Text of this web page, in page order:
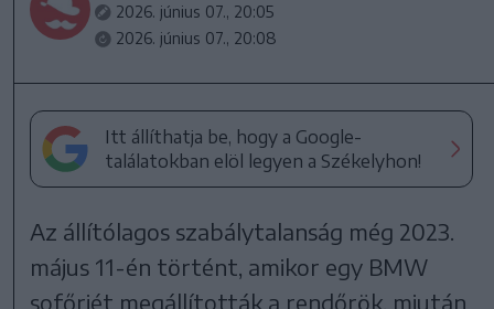
2026. június 07., 20:05
2026. június 07., 20:08
Itt állíthatja be, hogy a Google-
találatokban elöl legyen a Székelyhon!
Az állítólagos szabálytalanság még 2023.
május 11-én történt, amikor egy BMW
sofőrjét megállították a rendőrök, miután